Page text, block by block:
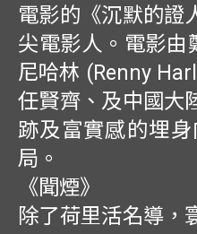
電影的《沉默的證
尖電影人。電影由
尼哈林 (Renny
任賢齊、及中國大
跡及富實感的埋
局。
《聞煙》
除了荷里活名導，